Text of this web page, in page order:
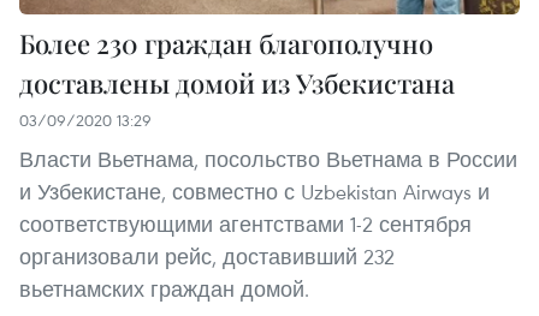
Более 230 граждан благополучно
доставлены домой из Узбекистана
03/09/2020 13:29
Власти Вьетнама, посольство Вьетнама в России
и Узбекистане, совместно с Uzbekistan Airways и
соответствующими агентствами 1-2 сентября
организовали рейс, доставивший 232
вьетнамских граждан домой.